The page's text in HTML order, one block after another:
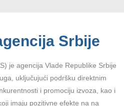
Srbije
je agencija Vlade Republike Srbije
uključujući podršku direktnim
i promociju izvoza, kao i
imaju pozitivne efekte na na